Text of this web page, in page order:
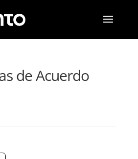
de Acuerdo